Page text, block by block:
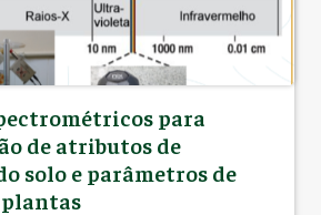
para
de atributos de
solo e parâmetros de